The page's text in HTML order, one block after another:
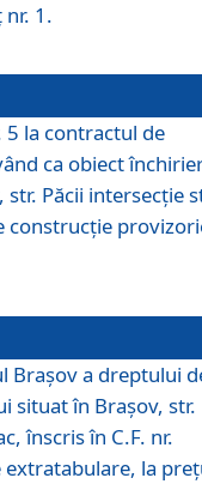
1.
la contractul de
ca obiect
Păcii intersecție
construcție
Brașov a dreptului
situat în Brașov, str.
înscris în C.F. nr.
la